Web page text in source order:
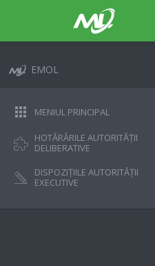
EMOL
MENIUL PRINCIPAL
HOTĂRÂRILE AUTORITĂȚII
DELIBERATIVE
DISPOZIȚIILE AUTORITĂȚII
EXECUTIVE